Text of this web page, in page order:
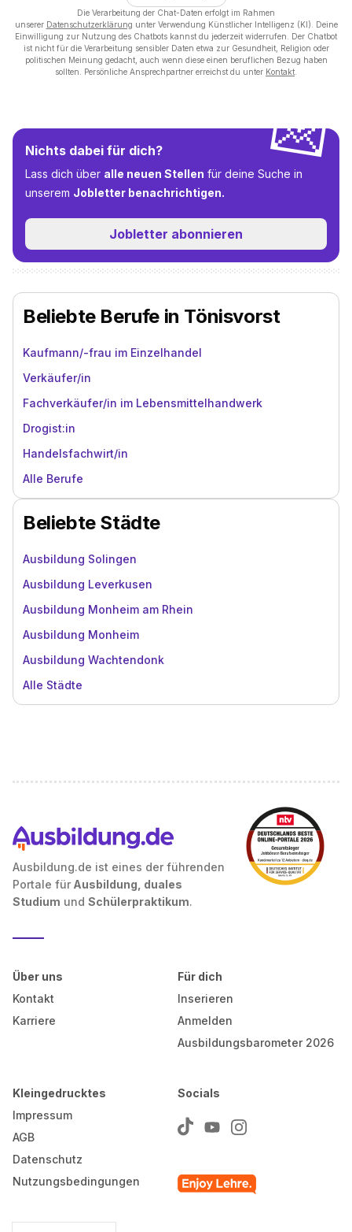
Die Verarbeitung der Chat-Daten erfolgt im Rahmen
unserer Datenschutzerklärung unter Verwendung Künstlicher Intelligenz (KI). Deine
Einwilligung zur Nutzung des Chatbots kannst du jederzeit widerrufen. Der Chatbot
ist nicht für die Verarbeitung sensibler Daten etwa zur Gesundheit, Religion oder
politischen Meinung gedacht, auch wenn diese einen beruflichen Bezug haben
sollten. Persönliche Ansprechpartner erreichst du unter Kontakt
💌
Nichts dabei für dich?
Lass dich über alle neuen Stellen für deine Suche in
unserem Jobletter benachrichtigen.
Jobletter abonnieren
Beliebte Berufe in Tönisvorst
Kaufmann/-frau im Einzelhandel
Verkäufer/in
Fachverkäufer/in im Lebensmittelhandwerk
Drogist:in
Handelsfachwirt/in
Alle Berufe
Beliebte Städte
Ausbildung Solingen
Ausbildung Leverkusen
Ausbildung Monheim am Rhein
Ausbildung Monheim
Ausbildung Wachtendonk
Alle Städte
Ausbildung.de ist eines der führenden
Portale für Ausbildung, duales
Studium und Schülerpraktikum.
Über uns
Kontakt
Karriere
Für dich
Inserieren
Anmelden
Ausbildungsbarometer 2026
Kleingedrucktes
Impressum
AGB
Datenschutz
Nutzungsbedingungen
Socials